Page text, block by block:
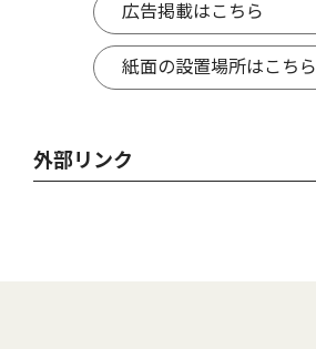
広告掲載はこちら
紙面の設置場所はこちら
外部リンク